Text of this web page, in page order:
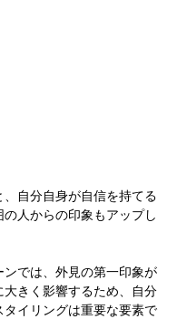
、自分自身が自信を持てる
の人からの印象もアップし
ンでは、外見の第一印象が
大きく影響するため、自分
タイリングは重要な要素で